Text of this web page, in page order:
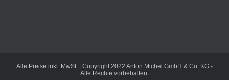
Alle Preise inkl. MwSt. | Copyright 2022 Anton Michel GmbH & Co. KG -
Alle Rechte vorbehalten.